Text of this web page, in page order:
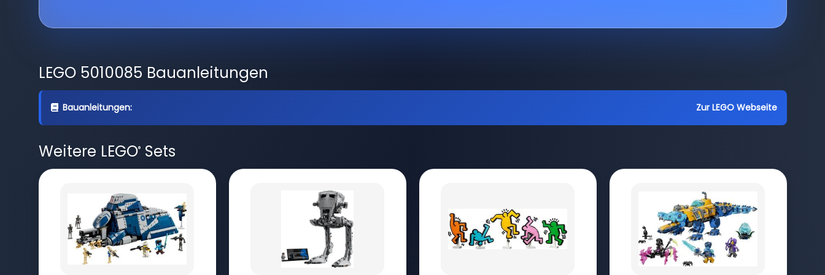
LEGO 5010085 Bauanleitungen
Bauanleitungen: Zur LEGO Webseite
Weitere LEGO®Sets